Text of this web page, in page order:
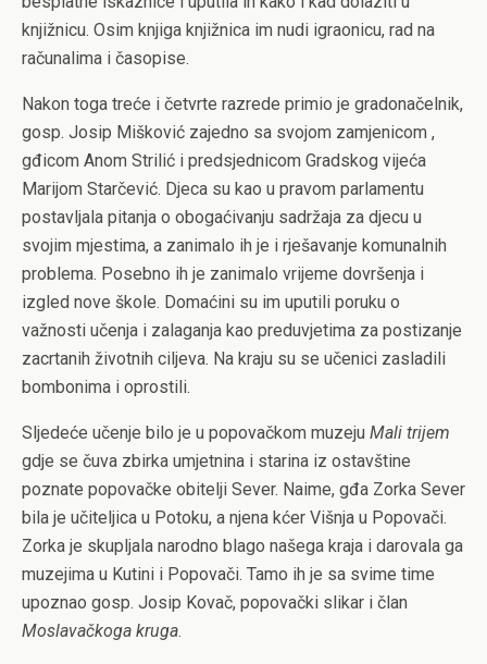
knjižnicu. Osim knjiga knjižnica im nudi igraonicu, rad na
računalima i časopise.
Nakon toga treće i četvrte razrede primio je gradonačelnik,
gosp. Josip Mišković zajedno sa svojom zamjenicom ,
gđicom Anom Strilić i predsjednicom Gradskog vijeća
Marijom Starčević. Djeca su kao u pravom parlamentu
postavljala pitanja o obogaćivanju sadržaja za djecu u
svojim mjestima, a zanimalo ih je i rješavanje komunalnih
problema. Posebno ih je zanimalo vrijeme dovršenja i
izgled nove škole. Domaćini su im uputili poruku o
važnosti učenja i zalaganja kao preduvjetima za postizanje
zacrtanih životnih ciljeva. Na kraju su se učenici zasladili
bombonima i oprostili.
Sljedeće učenje bilo je u popovačkom muzeju Mali trijem
gdje se čuva zbirka umjetnina i starina iz ostavštine
poznate popovačke obitelji Sever. Naime, gđa Zorka Sever
bila je učiteljica u Potoku, a njena kćer Višnja u Popovači.
Zorka je skupljala narodno blago našega kraja i darovala ga
muzejima u Kutini i Popovači. Tamo ih je sa svime time
upoznao gosp. Josip Kovač, popovački slikar i član
Moslavačkoga kruga.